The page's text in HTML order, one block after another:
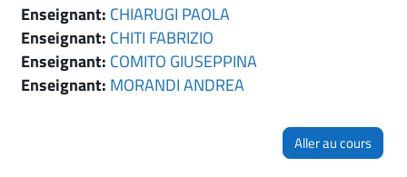
Enseignant: CHIARUGI PAOLA
Enseignant: CHITI FABRIZIO
Enseignant: COMITO GIUSEPPINA
Enseignant: MORANDI ANDREA
Aller au cours